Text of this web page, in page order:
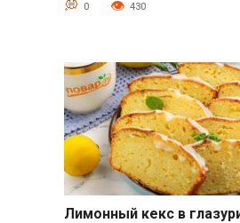
0 430
Лимонный кекс в